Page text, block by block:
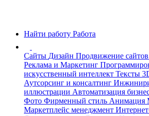
Найти работу Работа
Сайты Дизайн Продвижение
Реклама и Маркетинг
искусственный интеллект Тексты
Аутсорсинг и консалтинг
иллюстрации Автоматизация
Фото Фирменный стиль Анимация
Маркетплейс менеджмент